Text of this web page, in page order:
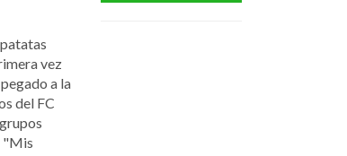
vez
a la
del FC
"Mis